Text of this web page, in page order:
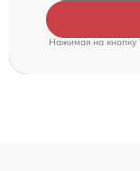
Нажимая на кнопку